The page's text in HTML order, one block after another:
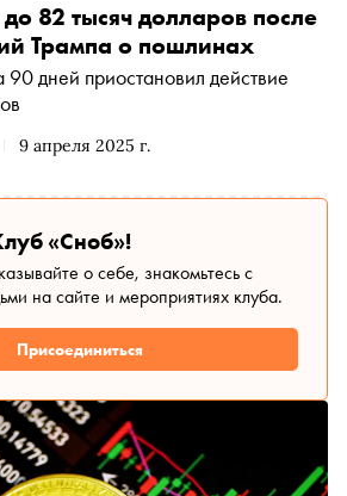
9 апреля 2025 г.
82 тысяч долларов после
Трампа о пошлинах
дней приостановил действие
«Сноб»!
о себе, знакомьтесь с
на сайте и мероприятиях клуба.
Присоединиться